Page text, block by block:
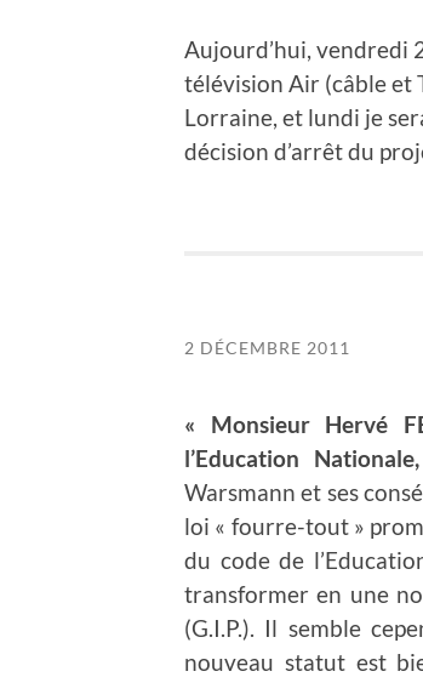
Aujourd’hui, vendredi
télévision Air (câble et
Lorraine, et lundi je
décision d’arrêt du
2 DÉCEMBRE 2011
« Monsieur Hervé
l’Education
Warsmann et ses
loi « fourre-tout »
du code de
transformer en une
(G.I.P.). Il semble
nouveau statut est